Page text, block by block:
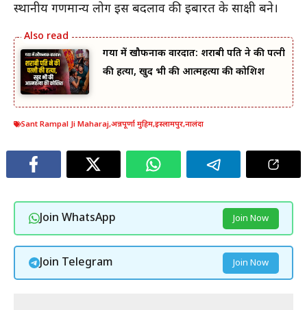
स्थानीय गणमान्य लोग इस बदलाव की इबारत के साक्षी बने।
गया में खौफनाक वारदात: शराबी पति ने की पत्नी
की हत्या, खुद भी की आत्महत्या की कोशिश
Sant Rampal Ji Maharaj,अन्नपूर्णा मुहिम,इस्लामपुर,नालंदा
Join WhatsApp Join Now
Join Telegram Join Now